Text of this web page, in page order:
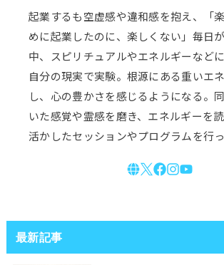
起業するも空虚感や違和感を抱え、「
めに起業したのに、楽しくない」毎日
中、スピリチュアルやエネルギーなどに
自分の現実で実験。根源にある重いエ
し、心の豊かさを感じるようになる。
いた感覚や霊感を磨き、エネルギーを
活かしたセッションやプログラムを行っ
最新記事